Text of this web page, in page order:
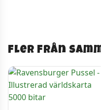
Fler från